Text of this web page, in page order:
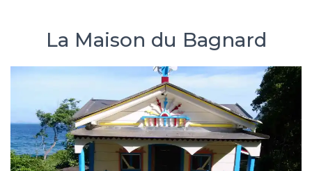
La Maison du Bagnard